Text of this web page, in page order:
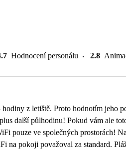
Hodnocení personálu 2.8
hodiny z letiště. Proto hodnotím jeho
další půlhodinu! Pokud vám ale
pouze ve společných prostorách!
na pokoji považoval za standard.